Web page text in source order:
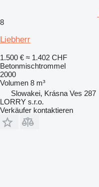
8
Liebherr
1.500 € ≈ 1.402 CHF
Betonmischtrommel
2000
Volumen 8 m³
Slowakei, Krásna Ves 287
LORRY s.r.o.
Verkäufer kontaktieren